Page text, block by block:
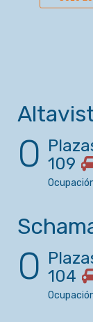
0 109
0 104